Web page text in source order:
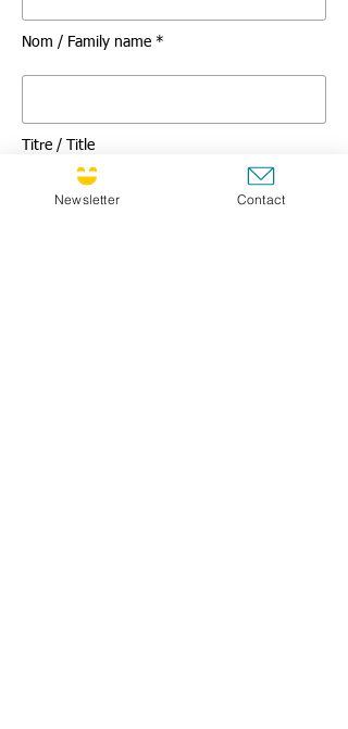
Nom / Family name *
Titre / Title
Newsletter Contact